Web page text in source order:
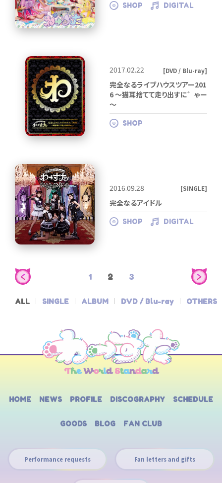
SHOP DIGITAL
2017.02.22 [DVD / Blu-ray]
完全なるライブハウスツアー201
6 ～猫耳捨てて走り出すに゛ゃー
～
SHOP
2016.09.28 [SINGLE]
完全なるアイドル
SHOP DIGITAL
1 2 3
ALL SINGLE ALBUM DVD / Blu-ray OTHERS
HOME NEWS PROFILE DISCOGRAPHY SCHEDULE
GOODS BLOG FAN CLUB
Performance requests Fan letters and gifts